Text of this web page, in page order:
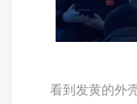
看到发黄的外